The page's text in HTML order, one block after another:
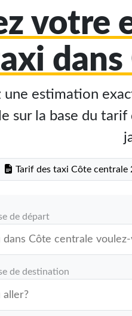
votre
dans
une estimation
sur la base du
Tarif des taxi Côte centrale
de départ
de destination